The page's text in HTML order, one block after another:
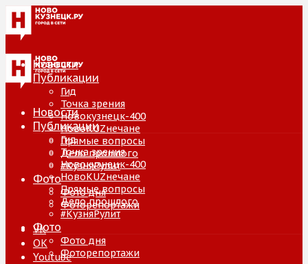
Новости
Публикации
Гид
Точка зрения
Новокузнецк-400
НовоKUZнечане
Прямые вопросы
Дело прошлого
#КузняРулит
Фото
Фото дня
Фоторепортажи
VK
ОК
Youtube
Новости
Публикации
Гид
Точка зрения
Новокузнецк-400
НовоKUZнечане
Прямые вопросы
Дело прошлого
#КузняРулит
Фото
Фото дня
Фоторепортажи